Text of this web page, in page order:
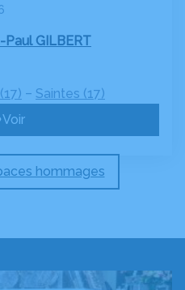
Paul GILBERT
– Saintes (17)
Voir
hommages